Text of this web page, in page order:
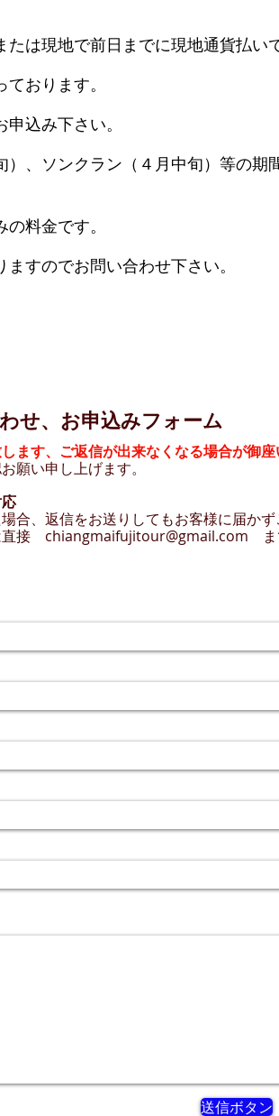
は現地で前日までに現地通貨払い
おります。
込み下さい。
、ソンクラン（４月中旬）等の期
料金です。
すのでお問い合わせ下さい。
せ、お申込みフォーム
す、ご返信が出来なくなる場合が御座
願い申し上げます。
合、返信をお送りしてもお客様に届か
直接 chiangmaifujitour@gmail.com ま
送信ボタン